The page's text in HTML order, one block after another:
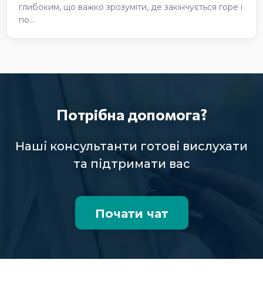
глибоким, що важко зрозуміти, де закінчується горе і
по...
Потрібна допомога?
Наші консультанти готові вислухати
та підтримати вас
Почати чат